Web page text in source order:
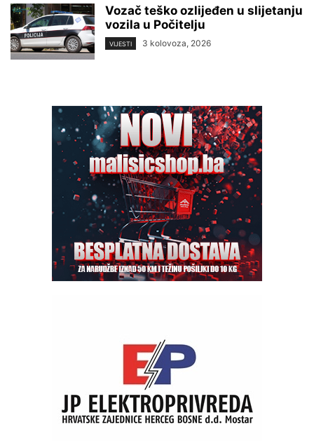
Vozač teško ozlijeđen u slijetanju
vozila u Počitelju
VIJESTI 3 kolovoza, 2026